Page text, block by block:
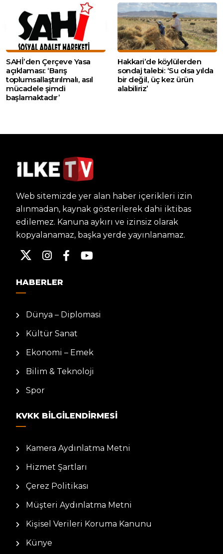
SAHİ’den Çerçeve Yasa
açıklaması: ‘Barış
toplumsallaştırılmalı, asıl
mücadele şimdi
başlamaktadır’
Hakkari’de köylülerden
sondaj talebi: ‘Su olsa yılda
bir değil, üç kez ürün
alabiliriz’
Web sitemizde yer alan haber içerikleri izin
alınmadan, kaynak gösterilerek dahi iktibas
edilemez. Kanuna aykırı ve izinsiz olarak
kopyalanamaz, başka yerde yayınlanamaz.
HABERLER
Dünya – Diplomasi
Kültür Sanat
Ekonomi – Emek
Bilim & Teknoloji
Spor
KVKK BILGILENDIRMESI
Kamera Aydınlatma Metni
Hizmet Şartları
Çerez Politikası
Müşteri Aydınlatma Metni
Kişisel Verileri Koruma Kanunu
Künye